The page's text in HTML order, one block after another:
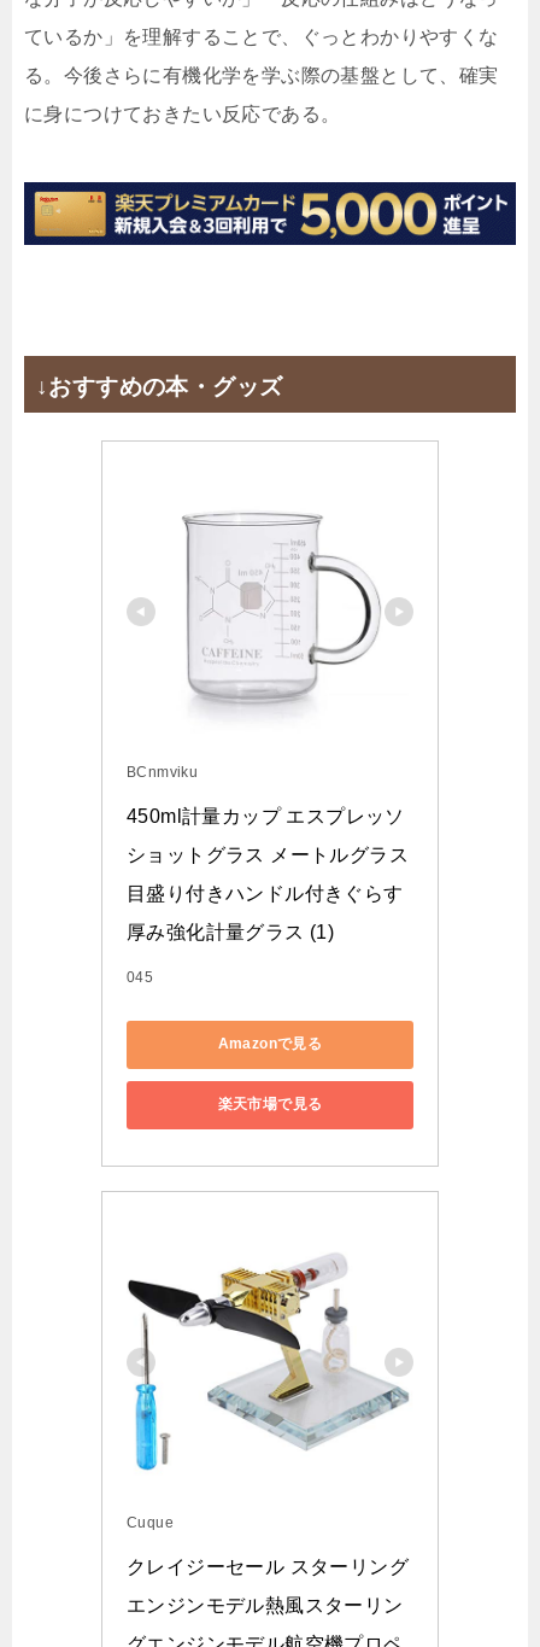
ているか」を理解することで、ぐっとわかりやすくな
る。今後さらに有機化学を学ぶ際の基盤として、確実
に身につけておきたい反応である。
↓おすすめの本・グッズ
BCnmviku
450ml計量カップ エスプレッソ
ショットグラス メートルグラス
目盛り付きハンドル付きぐらす
厚み強化計量グラス (1)
045
Amazonで見る
楽天市場で見る
Cuque
クレイジーセール スターリング
エンジンモデル熱風スターリン